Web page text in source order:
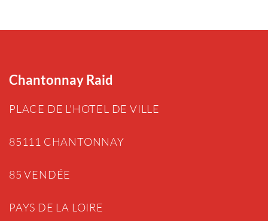
Chantonnay Raid
PLACE DE L’HOTEL DE VILLE
85111 CHANTONNAY
85 VENDÉE
PAYS DE LA LOIRE